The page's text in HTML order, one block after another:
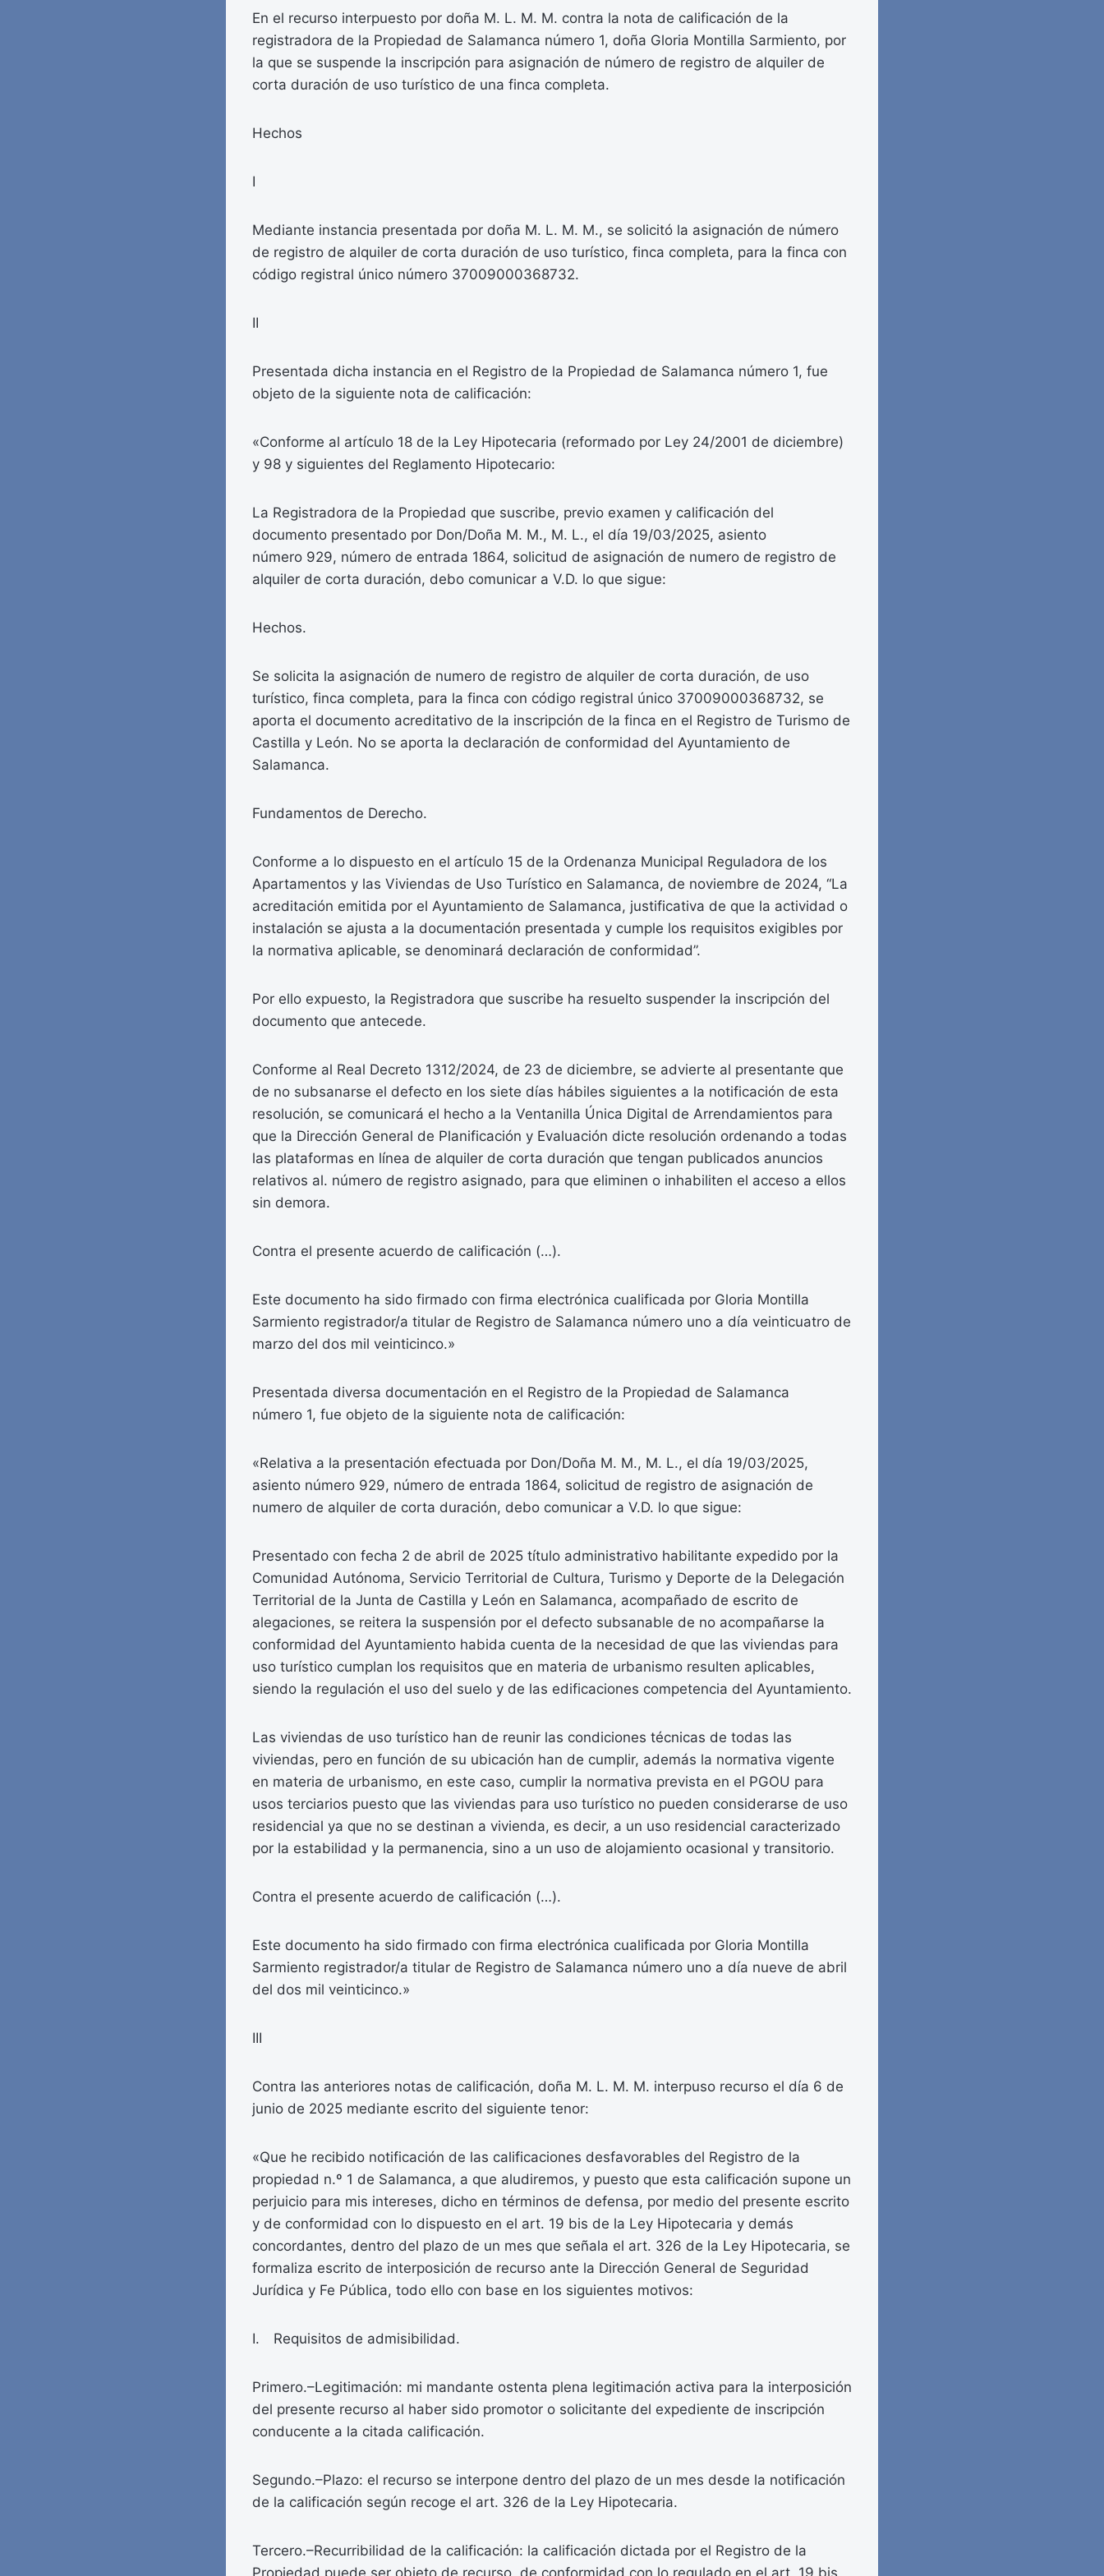
En el recurso interpuesto por doña M. L. M. M. contra la nota de calificación de la
registradora de la Propiedad de Salamanca número 1, doña Gloria Montilla Sarmiento, por
la que se suspende la inscripción para asignación de número de registro de alquiler de
corta duración de uso turístico de una finca completa.
Hechos
I
Mediante instancia presentada por doña M. L. M. M., se solicitó la asignación de número
de registro de alquiler de corta duración de uso turístico, finca completa, para la finca con
código registral único número 37009000368732.
II
Presentada dicha instancia en el Registro de la Propiedad de Salamanca número 1, fue
objeto de la siguiente nota de calificación:
«Conforme al artículo 18 de la Ley Hipotecaria (reformado por Ley 24/2001 de diciembre)
y 98 y siguientes del Reglamento Hipotecario:
La Registradora de la Propiedad que suscribe, previo examen y calificación del
documento presentado por Don/Doña M. M., M. L., el día 19/03/2025, asiento
número 929, número de entrada 1864, solicitud de asignación de numero de registro de
alquiler de corta duración, debo comunicar a V.D. lo que sigue:
Hechos.
Se solicita la asignación de numero de registro de alquiler de corta duración, de uso
turístico, finca completa, para la finca con código registral único 37009000368732, se
aporta el documento acreditativo de la inscripción de la finca en el Registro de Turismo de
Castilla y León. No se aporta la declaración de conformidad del Ayuntamiento de
Salamanca.
Fundamentos de Derecho.
Conforme a lo dispuesto en el artículo 15 de la Ordenanza Municipal Reguladora de los
Apartamentos y las Viviendas de Uso Turístico en Salamanca, de noviembre de 2024, “La
acreditación emitida por el Ayuntamiento de Salamanca, justificativa de que la actividad o
instalación se ajusta a la documentación presentada y cumple los requisitos exigibles por
la normativa aplicable, se denominará declaración de conformidad”.
Por ello expuesto, la Registradora que suscribe ha resuelto suspender la inscripción del
documento que antecede.
Conforme al Real Decreto 1312/2024, de 23 de diciembre, se advierte al presentante que
de no subsanarse el defecto en los siete días hábiles siguientes a la notificación de esta
resolución, se comunicará el hecho a la Ventanilla Única Digital de Arrendamientos para
que la Dirección General de Planificación y Evaluación dicte resolución ordenando a todas
las plataformas en línea de alquiler de corta duración que tengan publicados anuncios
relativos al. número de registro asignado, para que eliminen o inhabiliten el acceso a ellos
sin demora.
Contra el presente acuerdo de calificación (…).
Este documento ha sido firmado con firma electrónica cualificada por Gloria Montilla
Sarmiento registrador/a titular de Registro de Salamanca número uno a día veinticuatro de
marzo del dos mil veinticinco.»
Presentada diversa documentación en el Registro de la Propiedad de Salamanca
número 1, fue objeto de la siguiente nota de calificación:
«Relativa a la presentación efectuada por Don/Doña M. M., M. L., el día 19/03/2025,
asiento número 929, número de entrada 1864, solicitud de registro de asignación de
numero de alquiler de corta duración, debo comunicar a V.D. lo que sigue:
Presentado con fecha 2 de abril de 2025 título administrativo habilitante expedido por la
Comunidad Autónoma, Servicio Territorial de Cultura, Turismo y Deporte de la Delegación
Territorial de la Junta de Castilla y León en Salamanca, acompañado de escrito de
alegaciones, se reitera la suspensión por el defecto subsanable de no acompañarse la
conformidad del Ayuntamiento habida cuenta de la necesidad de que las viviendas para
uso turístico cumplan los requisitos que en materia de urbanismo resulten aplicables,
siendo la regulación el uso del suelo y de las edificaciones competencia del Ayuntamiento.
Las viviendas de uso turístico han de reunir las condiciones técnicas de todas las
viviendas, pero en función de su ubicación han de cumplir, además la normativa vigente
en materia de urbanismo, en este caso, cumplir la normativa prevista en el PGOU para
usos terciarios puesto que las viviendas para uso turístico no pueden considerarse de uso
residencial ya que no se destinan a vivienda, es decir, a un uso residencial caracterizado
por la estabilidad y la permanencia, sino a un uso de alojamiento ocasional y transitorio.
Contra el presente acuerdo de calificación (…).
Este documento ha sido firmado con firma electrónica cualificada por Gloria Montilla
Sarmiento registrador/a titular de Registro de Salamanca número uno a día nueve de abril
del dos mil veinticinco.»
III
Contra las anteriores notas de calificación, doña M. L. M. M. interpuso recurso el día 6 de
junio de 2025 mediante escrito del siguiente tenor:
«Que he recibido notificación de las calificaciones desfavorables del Registro de la
propiedad n.º 1 de Salamanca, a que aludiremos, y puesto que esta calificación supone un
perjuicio para mis intereses, dicho en términos de defensa, por medio del presente escrito
y de conformidad con lo dispuesto en el art. 19 bis de la Ley Hipotecaria y demás
concordantes, dentro del plazo de un mes que señala el art. 326 de la Ley Hipotecaria, se
formaliza escrito de interposición de recurso ante la Dirección General de Seguridad
Jurídica y Fe Pública, todo ello con base en los siguientes motivos:
I. Requisitos de admisibilidad.
Primero.–Legitimación: mi mandante ostenta plena legitimación activa para la interposición
del presente recurso al haber sido promotor o solicitante del expediente de inscripción
conducente a la citada calificación.
Segundo.–Plazo: el recurso se interpone dentro del plazo de un mes desde la notificación
de la calificación según recoge el art. 326 de la Ley Hipotecaria.
Tercero.–Recurribilidad de la calificación: la calificación dictada por el Registro de la